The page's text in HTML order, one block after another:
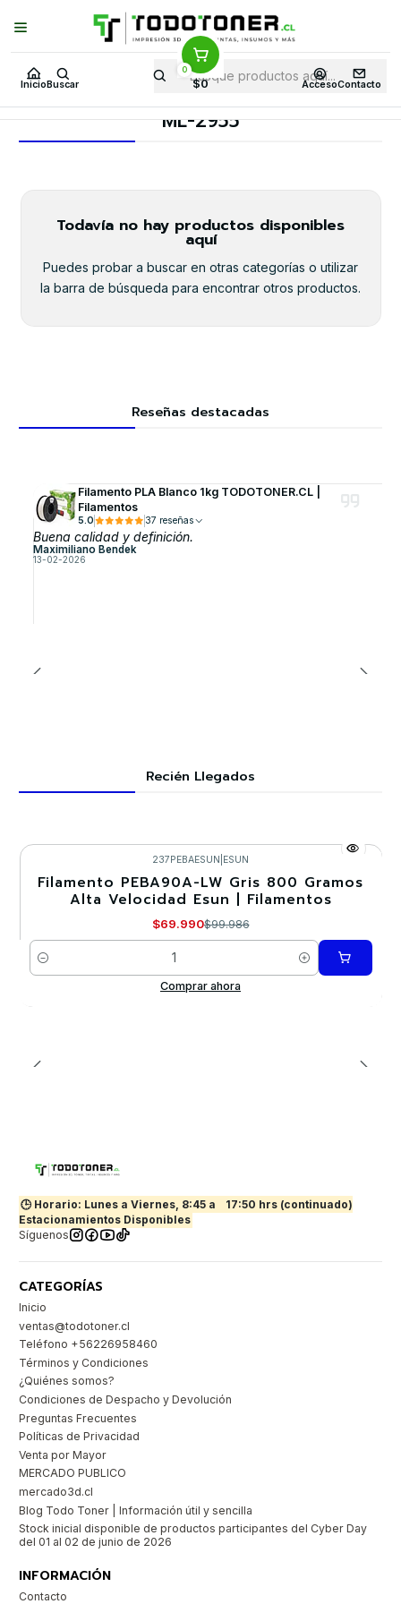
Inicio Buscar
0
$0 AccesoContacto
Puedes Elegir: Comprar enTienda· Despachoa Todo Chile · Retiro en
Tienda en24 Horas
Inicio Toner y tambor Toner Alternativo SAMSUNG
Equipos SAMSUNG
ML-2955
Todavía no hay productos disponibles
aquí
Puedes probar a buscar en otras categorías o utilizar
la barra de búsqueda para encontrar otros productos.
Reseñas destacadas
Filamento PLA Blanco 1kg TODOTONER.CL |
Filamentos
5.0 37 reseñas
Buena calidad y definición.
Maximiliano Bendek
13-02-2026
Recién Llegados
-30%
237PEBAESUN ESUN
Filamento PEBA90A-LW Gris 800 Gramos
Alta Velocidad Esun | Filamentos
$69.990$99.986
Cantidad
Comprar ahora
🕒 Horario: Lunes a Viernes, 8:45 a
17:50 hrs (continuado)
Estacionamientos Disponibles
Síguenos
CATEGORÍAS
Inicio
ventas@todotoner.cl
Teléfono +56226958460
Términos y Condiciones
¿Quiénes somos?
Condiciones de Despacho y Devolución
Preguntas Frecuentes
Políticas de Privacidad
Venta por Mayor
MERCADO PUBLICO
mercado3d.cl
Blog Todo Toner | Información útil y sencilla
Stock inicial disponible de productos participantes del Cyber Day
del 01 al 02 de junio de 2026
INFORMACIÓN
Contacto